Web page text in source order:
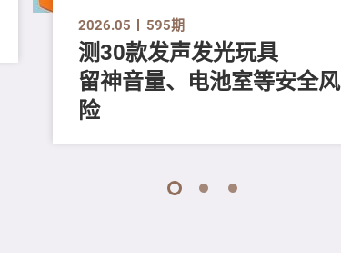
2026.05 595期
测30款发声发光玩具
留神音量、电池室等安全风
险
1 2 3